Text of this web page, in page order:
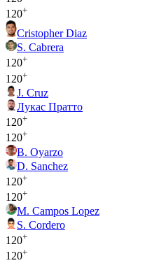
120+
Cristopher Diaz
S. Cabrera
120+
120+
J. Cruz
Лукас Пратто
120+
120+
B. Oyarzo
D. Sanchez
120+
120+
M. Campos Lopez
S. Cordero
120+
120+